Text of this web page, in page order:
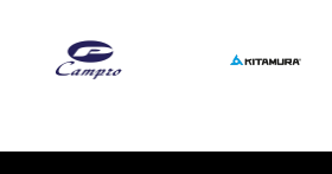
Campro